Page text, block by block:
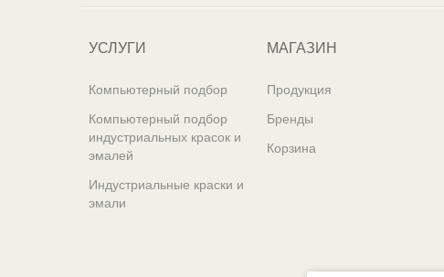
УСЛУГИ
Компьютерный подбор
Компьютерный подбор
индустриальных красок и
эмалей
Индустриальные краски и
эмали
МАГАЗИН
Продукция
Бренды
Корзина